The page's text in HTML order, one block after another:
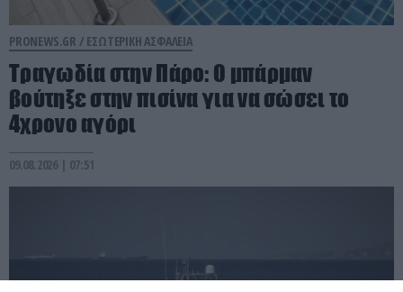
PRONEWS.GR / ΕΣΩΤΕΡΙΚΗ ΑΣΦΑΛΕΙΑ
Τραγωδία στην Πάρο: Ο μπάρμαν
βούτηξε στην πισίνα για να σώσει το
4χρονο αγόρι
09.08.2026 | 07:51